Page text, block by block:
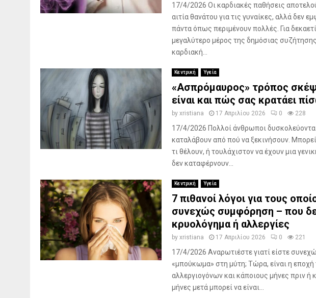
17/4/2026 Οι καρδιακές παθήσεις
αιτία θανάτου για τις γυναίκες, αλλά δεν
πάντα όπως περιμένουν πολλές. Για
μεγαλύτερο μέρος της δημόσιας
καρδιακή...
Κεντρική Υγεία
«Ασπρόμαυρος» τρόπος
είναι και πώς σας κρατάει
by xristiana 17 Απριλίου 2026 0 228
17/4/2026 Πολλοί άνθρωποι
καταλάβουν από πού να ξεκινήσουν.
τι θέλουν, ή τουλάχιστον να έχουν μια
δεν καταφέρνουν...
Κεντρική Υγεία
7 πιθανοί λόγοι για τους
συνεχώς συμφόρηση – που
κρυολόγημα ή αλλεργίες
by xristiana 17 Απριλίου 2026 0 221
17/4/2026 Αναρωτιέστε γιατί είστε
«μπούκωμα» στη μύτη; Τώρα, είναι η
αλλεργιογόνων και κάποιους μήνες πριν ή
μήνες μετά μπορεί να είναι...